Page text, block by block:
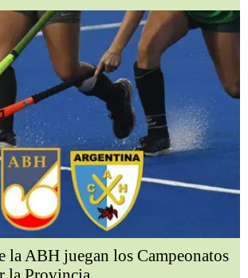
la ABH juegan los Campeonatos